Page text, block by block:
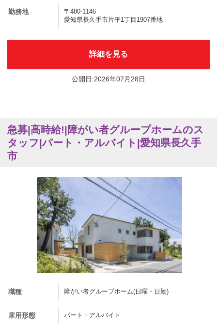
勤務地
〒480-1146
愛知県長久手市片平1丁目1907番地
詳細を見る
公開日:2026年07月28日
急募|高時給!|障がい者グループホームのス
タッフ|パート・アルバイト|愛知県長久手
市
職種 障がい者グループホーム(日曜・日勤)
雇用形態 パート・アルバイト